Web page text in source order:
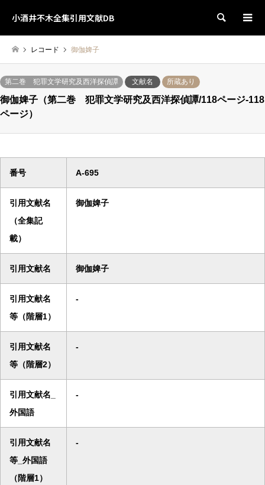
小酒井不木全集引用文献DB 検索
レコード 御伽婢子
第二巻 犯罪文学研究及西洋探偵譚 文献名 所蔵あり
御伽婢子（第二巻 犯罪文学研究及西洋探偵譚/118ページ-118
ページ）
番号 A-695
引用文献名
（全集記
載）
御伽婢子
引用文献名 御伽婢子
引用文献名
等（階層1）
-
引用文献名
等（階層2）
-
引用文献名_
外国語
-
引用文献名
等_外国語
（階層1）
-